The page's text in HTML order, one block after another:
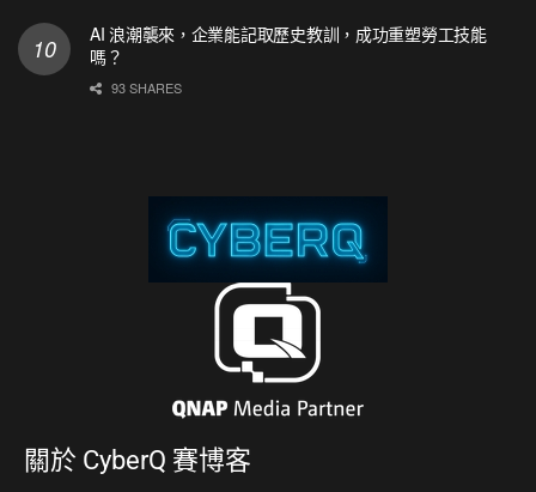
AI 浪潮襲來，企業能記取歷史教訓，成功重塑勞工技能
嗎？
93 SHARES
關於 CyberQ 賽博客